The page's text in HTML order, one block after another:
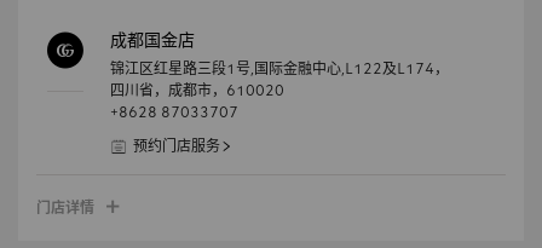
成都国金店
锦江区红星路三段1号,国际金融中心,L122及L174，
四川省， 成都市， 610020
+8628 87033707
预约门店服务
门店详情